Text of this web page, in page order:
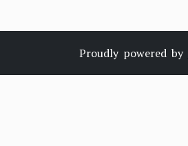
Proudly powered by